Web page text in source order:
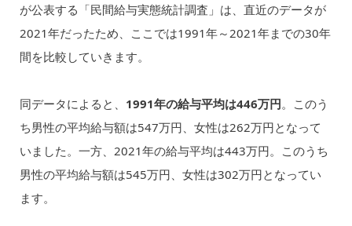
が公表する「民間給与実態統計調査」は、直近のデータが
2021年だったため、ここでは1991年～2021年までの30年
間を比較していきます。
同データによると、 1991年の給与平均は446万円。このう
ち男性の平均給与額は547万円、女性は262万円となって
いました。一方、2021年の給与平均は443万円。このうち
男性の平均給与額は545万円、女性は302万円となってい
ます。